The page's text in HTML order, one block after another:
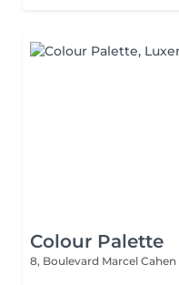
Colour Palette
8, Boulevard Marcel Cahen